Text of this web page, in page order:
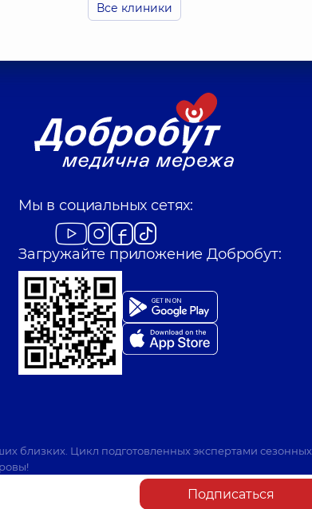
на Святошино
Все клиники
Мы в социальных сетях:
Загружайте приложение Добробут:
близких. Цикл подготовленных экспертами сезонных
Подписаться